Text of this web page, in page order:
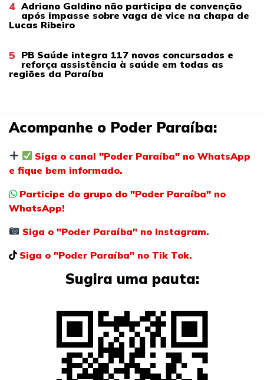
4 Adriano Galdino não participa de convenção
após impasse sobre vaga de vice na chapa de
Lucas Ribeiro
5 PB Saúde integra 117 novos concursados e
reforça assistência à saúde em todas as
regiões da Paraíba
Acompanhe o Poder Paraíba:
Siga o canal "Poder Paraíba" no WhatsApp
e fique bem informado.
Participe do grupo do "Poder Paraíba" no
WhatsApp!
Siga o "Poder Paraíba" no Instagram.
Siga o "Poder Paraíba" no Tik Tok.
Sugira uma pauta: